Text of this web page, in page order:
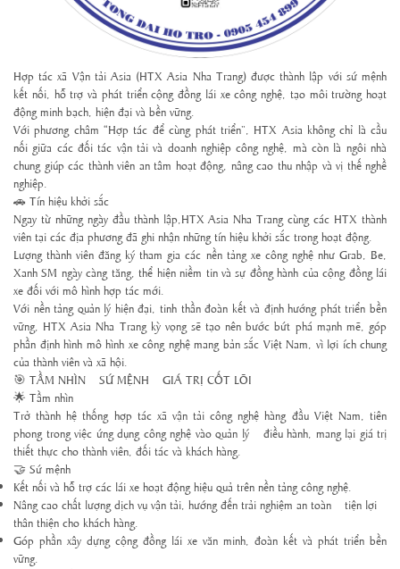
Hợp tác xã Vận tải Asia (HTX Asia Nha Trang) được thành lập với sứ mệnh
kết nối, hỗ trợ và phát triển cộng đồng lái xe công nghệ, tạo môi trường hoạt
động minh bạch, hiện đại và bền vững.
Với phương châm “Hợp tác để cùng phát triển”, HTX Asia không chỉ là cầu
nối giữa các đối tác vận tải và doanh nghiệp công nghệ, mà còn là ngôi nhà
chung giúp các thành viên an tâm hoạt động, nâng cao thu nhập và vị thế nghề
nghiệp.
🚗 Tín hiệu khởi sắc
Ngay từ những ngày đầu thành lập,HTX Asia Nha Trang cùng các HTX thành
viên tại các địa phương đã ghi nhận những tín hiệu khởi sắc trong hoạt động.
Lượng thành viên đăng ký tham gia các nền tảng xe công nghệ như Grab, Be,
Xanh SM ngày càng tăng, thể hiện niềm tin và sự đồng hành của cộng đồng lái
xe đối với mô hình hợp tác mới.
Với nền tảng quản lý hiện đại, tinh thần đoàn kết và định hướng phát triển bền
vững, HTX Asia Nha Trangkỳ vọng sẽ tạo nên bước bứt phá mạnh mẽ, góp
phần định hình mô hình xe công nghệ mang bản sắc Việt Nam, vì lợi ích chung
của thành viên và xã hội.
🎯 TẦM NHÌN – SỨ MỆNH – GIÁ TRỊ CỐT LÕI
🌟 Tầm nhìn
Trở thành hệ thống hợp tác xã vận tải công nghệ hàng đầu Việt Nam, tiên
phong trong việc ứng dụng công nghệ vào quản lý – điều hành, mang lại giá trị
thiết thực cho thành viên, đối tác và khách hàng.
🤝 Sứ mệnh
Kết nối và hỗ trợ các lái xe hoạt động hiệu quả trên nền tảng công nghệ.
Nâng cao chất lượng dịch vụ vận tải, hướng đến trải nghiệm an toàn – tiện lợi –
thân thiện cho khách hàng.
Góp phần xây dựng cộng đồng lái xe văn minh, đoàn kết và phát triển bền
vững.